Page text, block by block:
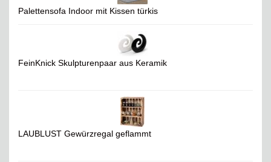
Palettensofa Indoor mit Kissen türkis
FeinKnick Skulpturenpaar aus Keramik
LAUBLUST Gewürzregal geflammt